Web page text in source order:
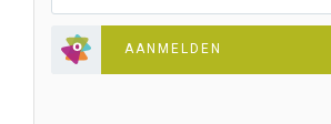
AANMELDEN